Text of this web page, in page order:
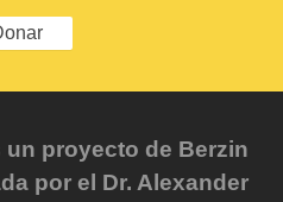
proyecto de Berzin
por el Dr. Alexander